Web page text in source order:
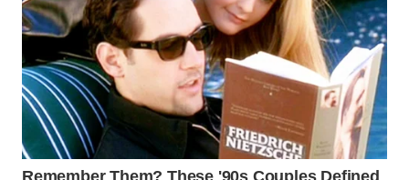
WN
LABUHANBATU
WN
TAPANULI
TENGAH
WN DELI